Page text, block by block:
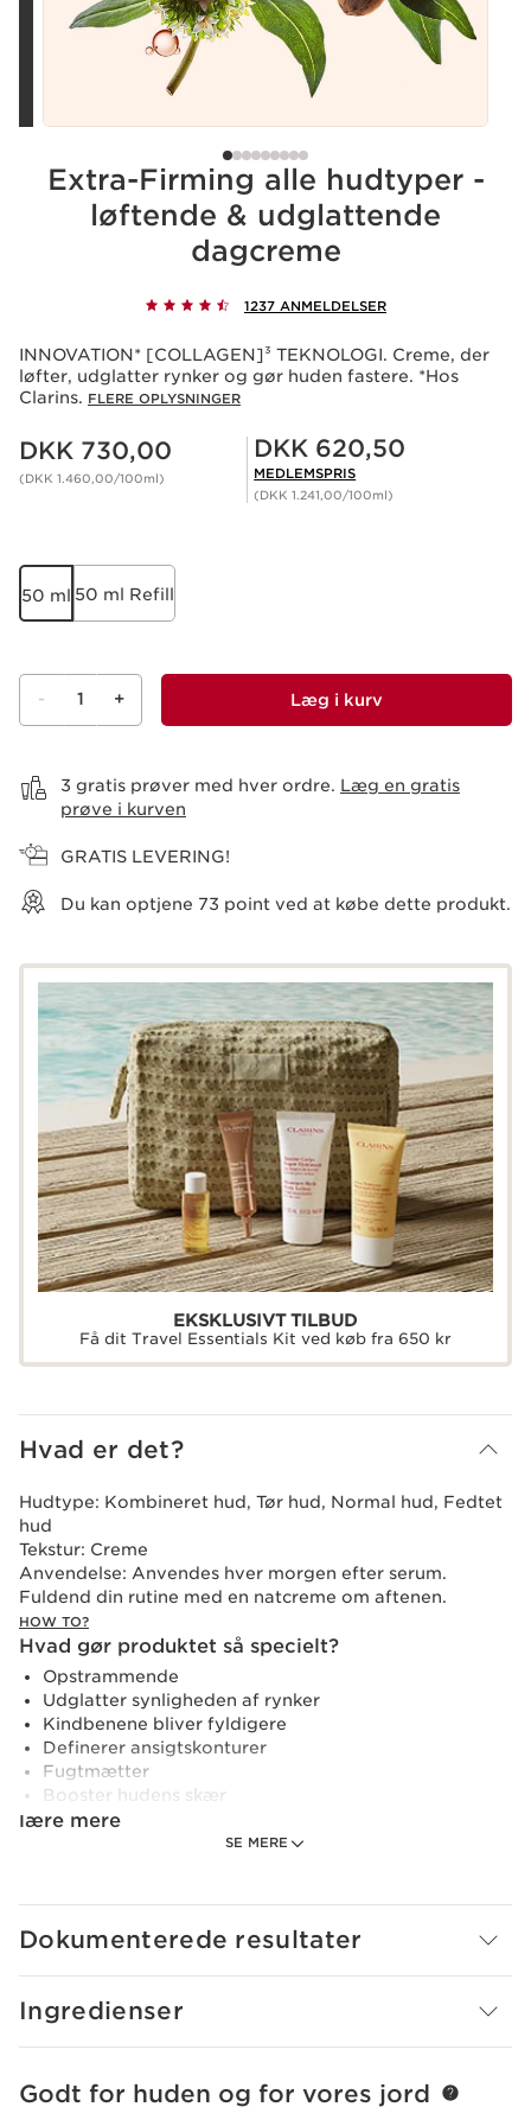
Extra-Firming alle hudtyper -
løftende & udglattende
dagcreme
1237 ANMELDELSER
INNOVATION* [COLLAGEN]³ TEKNOLOGI. Creme, der
løfter, udglatter rynker og gør huden fastere. *Hos
Clarins. FLERE OPLYSNINGER
Nuværende pris DKK 730,00
DKK 730,00
(DKK 1.460,00/100ml)
Medlemspris DKK 620,50
DKK 620,50
MEDLEMSPRIS
(DKK 1.241,00/100ml)
50 ml 50 ml Refill
- 1 + Læg i kurv
3 gratis prøver med hver ordre. Læg en gratis
prøve i kurven
GRATIS LEVERING!
Du kan optjene 73 point ved at købe dette produkt.
EKSKLUSIVT TILBUD
Få dit Travel Essentials Kit ved køb fra 650 kr
Hvad er det?
SE MERE
Hudtype: Kombineret hud, Tør hud, Normal hud, Fedtet
hud
Tekstur: Creme
Anvendelse: Anvendes hver morgen efter serum.
Fuldend din rutine med en natcreme om aftenen.
HOW TO?
Hvad gør produktet så specielt?
Opstrammende
Udglatter synligheden af rynker
Kindbenene bliver fyldigere
Definerer ansigtskonturer
Fugtmætter
Booster hudens skær
lære mere
Clarins Research har udviklet et opstrammende
collagenet takket være en effektiv trio af aktive
- Ekstrakt af pekan.
- Ekstrakt af mitracarpus.
Dokumenterede resultater
Ingredienser
HOP TIL INDHOLD
Godt for huden og for vores jord